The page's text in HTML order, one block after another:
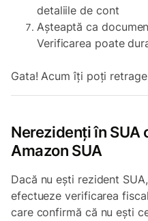
detaliile de cont
Așteaptă ca
Verificarea poate
Gata! Acum îți poți
Nerezidenți în
Amazon SUA
Dacă nu ești rezident
efectueze verificarea
care confirmă că nu ești